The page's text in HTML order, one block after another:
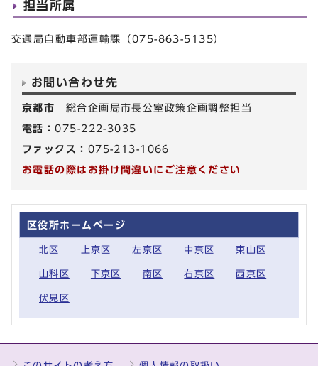
担当所属
交通局自動車部運輸課（075-863-5135）
お問い合わせ先
京都市 総合企画局市長公室政策企画調整担当
電話：075-222-3035
ファックス： 075-213-1066
お電話の際はお掛け間違いにご注意ください
区役所ホームページ
北区 上京区 左京区 中京区 東山区
山科区 下京区 南区 右京区 西京区
伏見区